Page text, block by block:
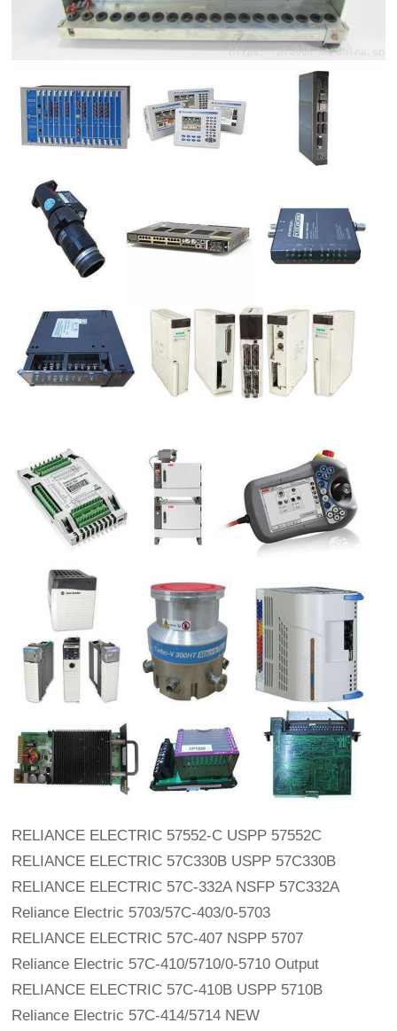
RELIANCE ELECTRIC 57552-C USPP 57552C
RELIANCE ELECTRIC 57C330B USPP 57C330B
RELIANCE ELECTRIC 57C-332A NSFP 57C332A
Reliance Electric 5703/57C-403/0-5703
RELIANCE ELECTRIC 57C-407 NSPP 5707
Reliance Electric 57C-410/5710/0-5710 Output
RELIANCE ELECTRIC 57C-410B USPP 5710B
Reliance Electric 57C-414/5714 NEW